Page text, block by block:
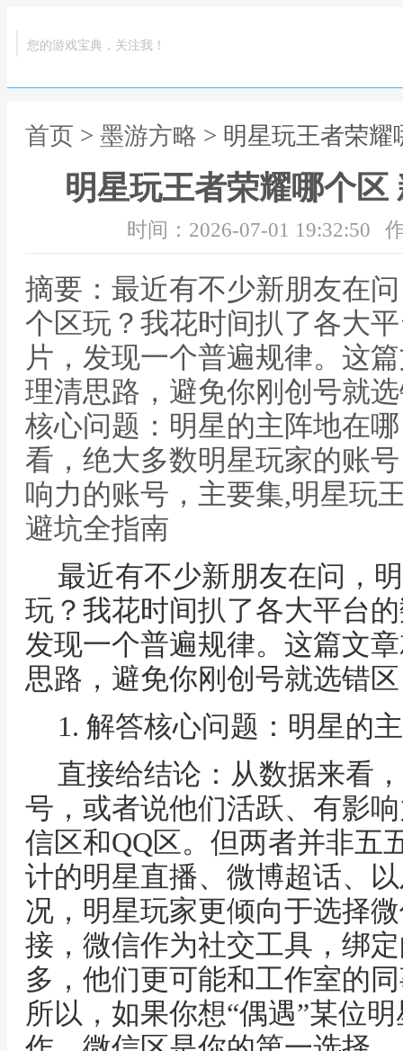
您的游戏宝典，关注我！
首页 > 墨游方略 > 明星玩王者荣
明星玩王者荣耀哪个区
时间：2026-07-01 19:32:50
摘要：最近有不少新朋友在
个区玩？我花时间扒了各大
片，发现一个普遍规律。这
理清思路，避免你刚创号就
核心问题：明星的主阵地在
看，绝大多数明星玩家的账
响力的账号，主要集,明星玩
避坑全指南
最近有不少新朋友在问，
玩？我花时间扒了各大平台
发现一个普遍规律。这篇文
思路，避免你刚创号就选错
1. 解答核心问题：明星的
直接给结论：从数据来看
号，或者说他们活跃、有影
信区和QQ区。但两者并非五
计的明星直播、微博超话、
况，明星玩家更倾向于选择
接，微信作为社交工具，绑
多，他们更可能和工作室的
所以，如果你想“偶遇”某位